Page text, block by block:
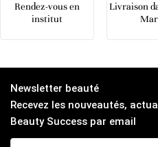
Rendez-vous en
institut
Livraison
Newsletter beauté
Recevez les nouveautés,
Beauty Success par email